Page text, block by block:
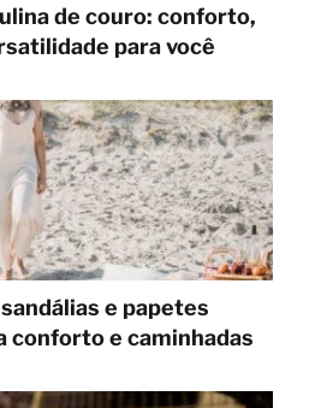
de couro: conforto,
para você
e papetes
conforto e caminhadas